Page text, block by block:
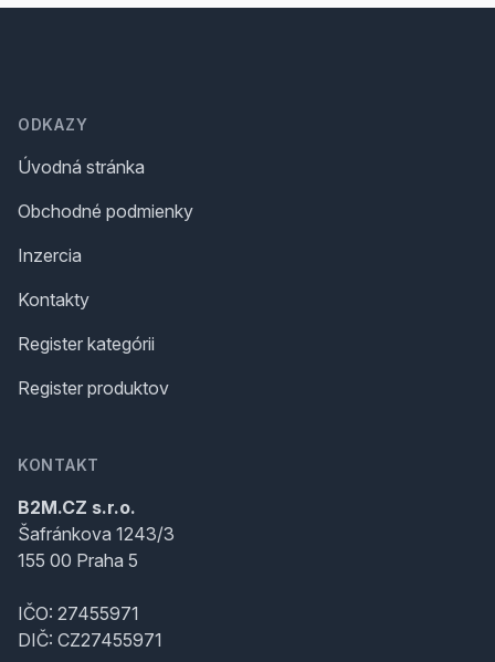
ODKAZY
Úvodná stránka
Obchodné podmienky
Inzercia
Kontakty
Register kategórii
Register produktov
KONTAKT
B2M.CZ s.r.o.
Šafránkova 1243/3
155 00 Praha 5
IČO: 27455971
DIČ: CZ27455971